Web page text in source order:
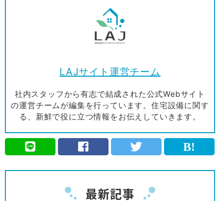
LAJサイト運営チーム
社内スタッフから有志で結成された公式Webサイト
の運営チームが編集を行っています。住宅設備に関す
る、新鮮で役に立つ情報をお伝えしていきます。
最新記事